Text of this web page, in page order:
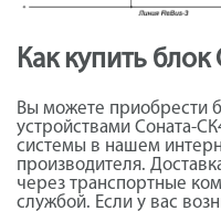
Как купить
Вы можете приобрести
устройствами Соната-
системы в нашем
производителя.
через транспортные
службой. Если у вас